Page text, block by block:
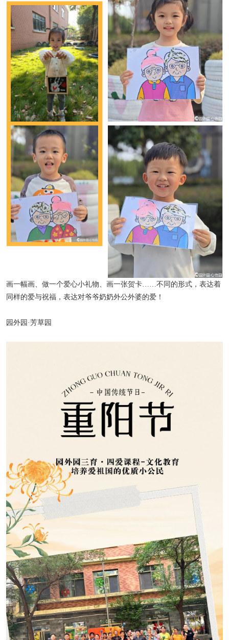
画一幅画、做一个爱心小礼物、画一张贺卡……不同的形式，表达着
同样的爱与祝福，表达对爷爷奶奶外公外婆的爱！
园外园·芳草园